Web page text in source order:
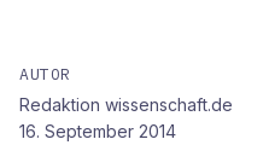
Eiskalter Zwerg
AUTOR
Redaktion wissenschaft.de
16. September 2014